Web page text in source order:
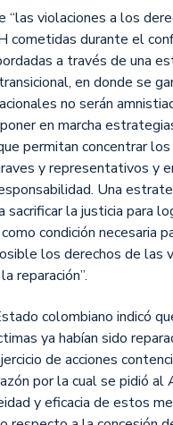
“las violaciones a los
cometidas durante el
a través de una
en donde se
no serán
en marcha
permitan concentrar
y representativos y
Una
sacrificar la justicia para
condición necesaria
los derechos de las
reparación”.
colombiano indicó
ya habían sido
de acciones
por la cual se pidió al
y eficacia de estos